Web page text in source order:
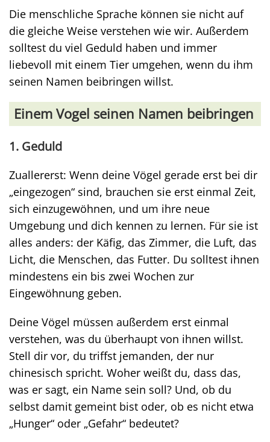
Die menschliche Sprache können sie nicht auf
die gleiche Weise verstehen wie wir. Außerdem
solltest du viel Geduld haben und immer
liebevoll mit einem Tier umgehen, wenn du ihm
seinen Namen beibringen willst.
Einem Vogel seinen Namen beibringen
1. Geduld
Zuallererst: Wenn deine Vögel gerade erst bei dir
„eingezogen“ sind, brauchen sie erst einmal Zeit,
sich einzugewöhnen, und um ihre neue
Umgebung und dich kennen zu lernen. Für sie ist
alles anders: der Käfig, das Zimmer, die Luft, das
Licht, die Menschen, das Futter. Du solltest ihnen
mindestens ein bis zwei Wochen zur
Eingewöhnung geben.
Deine Vögel müssen außerdem erst einmal
verstehen, was du überhaupt von ihnen willst.
Stell dir vor, du triffst jemanden, der nur
chinesisch spricht. Woher weißt du, dass das,
was er sagt, ein Name sein soll? Und, ob du
selbst damit gemeint bist oder, ob es nicht etwa
„Hunger“ oder „Gefahr“ bedeutet?